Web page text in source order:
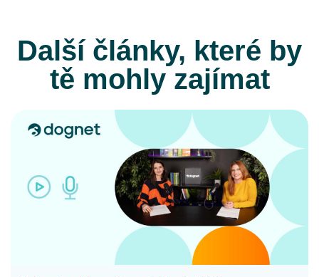
Další články, které by
tě mohly zajímat
CELÝ ČLÁNEK